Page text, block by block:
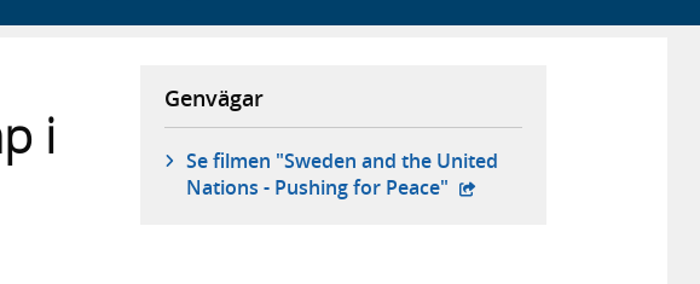
i
Genvägar
Se filmen "Sweden and the United
Nations - Pushing for Peace" - extern webbplats,